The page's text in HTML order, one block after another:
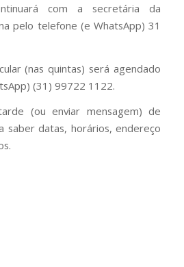
com a secretária da
pelo telefone (e WhatsApp) 31
(nas quintas) será agendado
(31) 99722 1122.
(ou enviar mensagem) de
saber datas, horários, endereço